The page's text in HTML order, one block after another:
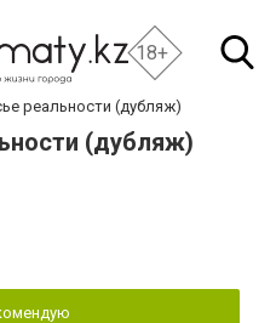
18+
реальности (дубляж)
(дубляж)